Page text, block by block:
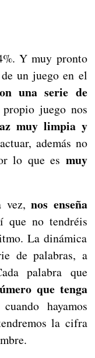
Y muy pronto
un juego en el
una serie de
juego nos
muy limpia y
además no
lo que es muy
vez,nos enseña
que no tendréis
La dinámica
de palabras, a
palabra que
que tenga
hayamos
la cifra